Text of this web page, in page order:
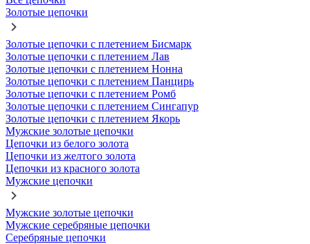
Золотые цепочки
Золотые цепочки с плетением Бисмарк
Золотые цепочки с плетением Лав
Золотые цепочки с плетением Нонна
Золотые цепочки с плетением Панцирь
Золотые цепочки с плетением Ромб
Золотые цепочки с плетением Сингапур
Золотые цепочки с плетением Якорь
Мужские золотые цепочки
Цепочки из белого золота
Цепочки из желтого золота
Цепочки из красного золота
Мужские цепочки
Мужские золотые цепочки
Мужские серебряные цепочки
Серебряные цепочки